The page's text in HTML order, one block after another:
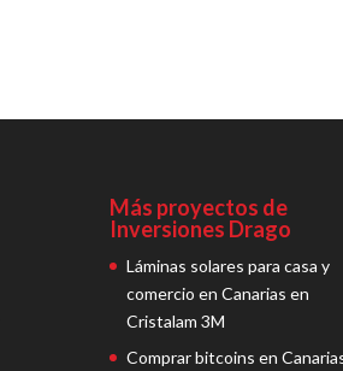
Más proyectos de
Inversiones Drago
Láminas solares para casa y
comercio en Canarias en
Cristalam 3M
Comprar bitcoins en